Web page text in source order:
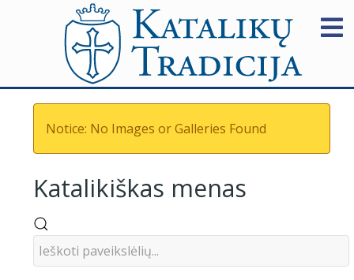
Notice: No Images or Galleries Found
Katalikiškas menas